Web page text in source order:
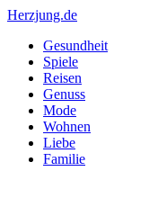
Zum
springen
Herzjung.de
Gesundheit
Spiele
Reisen
Genuss
Mode
Wohnen
Liebe
Familie